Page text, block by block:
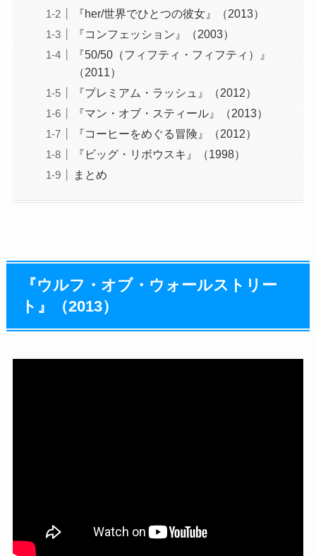
『her/世界でひとつの彼女』（2013）
『コンフェッション』（2003）
『50/50（フィフティ・フィフティ）』
（2011）
『プレミアム・ラッシュ』（2012）
『マン・オブ・スティール』（2013）
『コーヒーをめぐる冒険』（2012）
『ビッグ・リボウスキ』（1998）
まとめ
『ウルフ・オブ・ウォールストリー
ト』（2013）